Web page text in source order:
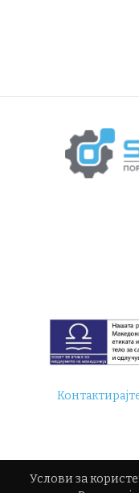
Услови за